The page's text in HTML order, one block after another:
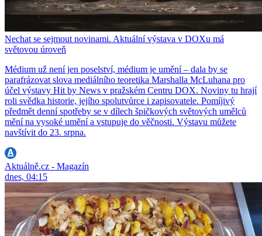
Nechat se sejmout novinami. Aktuální výstava v DOXu má
světovou úroveň
Médium už není jen poselství, médium je umění – dala by se
parafrázovat slova mediálního teoretika Marshalla McLuhana pro
účel výstavy Hit by News v pražském Centru DOX. Noviny tu hrají
roli svědka historie, jejího spolutvůrce i zapisovatele. Pomíjivý
předmět denní spotřeby se v dílech špičkových světových umělců
mění na vysoké umění a vstupuje do věčnosti. Výstavu můžete
navštívit do 23. srpna.
Aktuálně.cz - Magazín
dnes, 04:15